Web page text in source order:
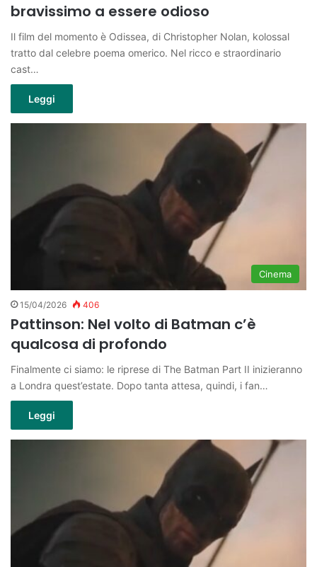
bravissimo a essere odioso
Il film del momento è Odissea, di Christopher Nolan, kolossal
tratto dal celebre poema omerico. Nel ricco e straordinario
cast…
Leggi
Cinema
15/04/2026 406
Pattinson: Nel volto di Batman c’è
qualcosa di profondo
Finalmente ci siamo: le riprese di The Batman Part II inizieranno
a Londra quest’estate. Dopo tanta attesa, quindi, i fan…
Leggi